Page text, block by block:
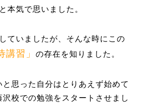
本気で思いました。
ていましたが、そんな時にこの
講習」の存在を知りました。
思った自分はとりあえず始めて
校での勉強をスタートさせまし